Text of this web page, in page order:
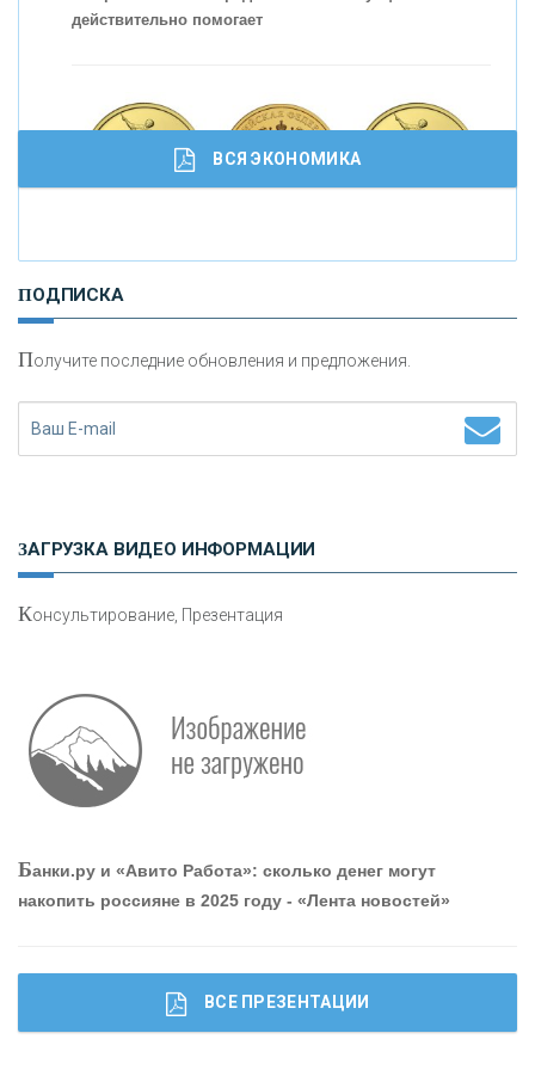
Работа мечты. Что банки делают для того, чтобы
привлечь и удержать персонал - «Интервью»
действительно помогает
И
сохранения и увеличения капитала
ВСЯ ЭКОНОМИКА
ПОДПИСКА
Получите последние обновления и предложения.
ЗАГРУЗКА ВИДЕО ИНФОРМАЦИИ
Консультирование, Презентация
Банки.ру и «Авито Работа»: сколько денег могут
накопить россияне в 2025 году - «Лента новостей»
ВСЕ ПРЕЗЕНТАЦИИ